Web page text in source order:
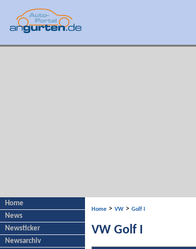
Home
News
Newsticker
Newsarchiv
Home > VW > Golf I
VW Golf I